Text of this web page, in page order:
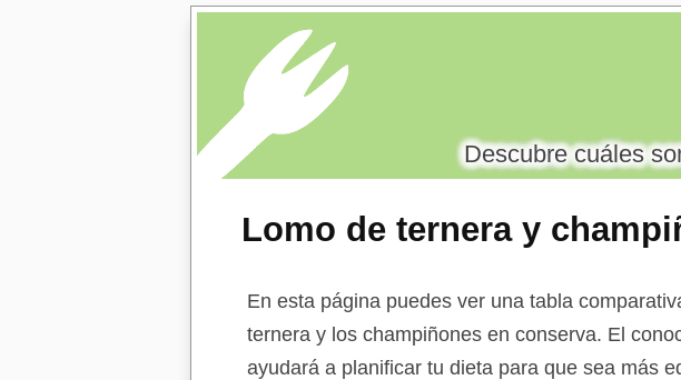
Lomo de ternera y
Descubre cuáles
En esta página puedes ver una tabla
ternera y los champiñones en conserva. El
ayudará a planificar tu dieta para que sea más